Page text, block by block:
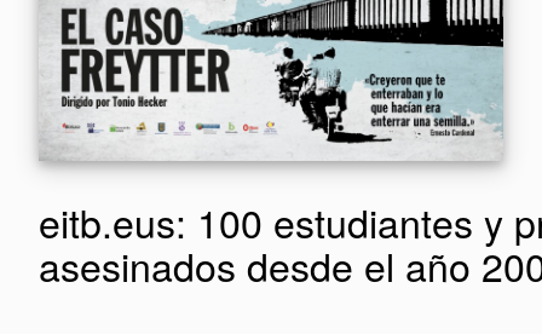
eitb.eus: 100 estudiantes y
asesinados desde el año